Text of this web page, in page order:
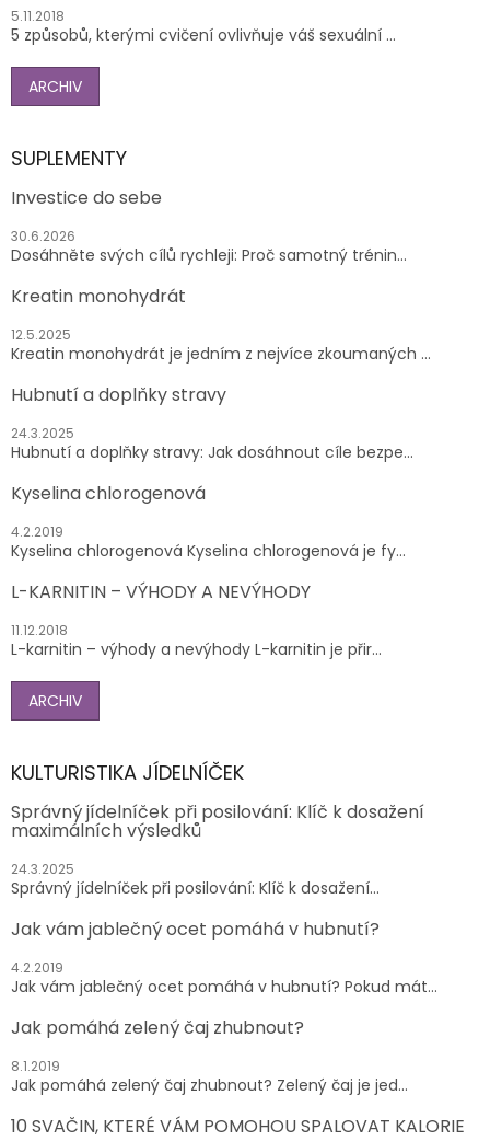
5.11.2018
5 způsobů, kterými cvičení ovlivňuje váš sexuální ...
ARCHIV
SUPLEMENTY
Investice do sebe
30.6.2026
Dosáhněte svých cílů rychleji: Proč samotný trénin...
Kreatin monohydrát
12.5.2025
Kreatin monohydrát je jedním z nejvíce zkoumaných ...
Hubnutí a doplňky stravy
24.3.2025
Hubnutí a doplňky stravy: Jak dosáhnout cíle bezpe...
Kyselina chlorogenová
4.2.2019
Kyselina chlorogenová Kyselina chlorogenová je fy...
L-KARNITIN – VÝHODY A NEVÝHODY
11.12.2018
L-karnitin – výhody a nevýhody L-karnitin je přir...
ARCHIV
KULTURISTIKA JÍDELNÍČEK
Správný jídelníček při posilování: Klíč k dosažení
maximálních výsledků
24.3.2025
Správný jídelníček při posilování: Klíč k dosažení...
Jak vám jablečný ocet pomáhá v hubnutí?
4.2.2019
Jak vám jablečný ocet pomáhá v hubnutí? Pokud mát...
Jak pomáhá zelený čaj zhubnout?
8.1.2019
Jak pomáhá zelený čaj zhubnout? Zelený čaj je jed...
10 SVAČIN, KTERÉ VÁM POMOHOU SPALOVAT KALORIE